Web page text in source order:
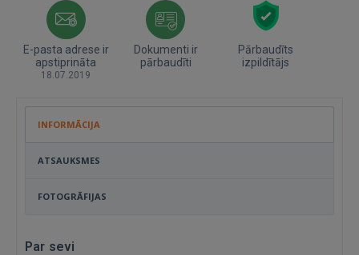
E-pasta adrese ir
apstiprināta
18.07.2019
Dokumenti ir
pārbaudīti
Pārbaudīts
izpildītājs
INFORMĀCIJA
ATSAUKSMES
FOTOGRĀFIJAS
Par sevi